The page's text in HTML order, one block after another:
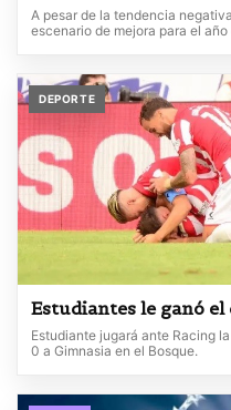
A pesar de la tendencia
escenario de mejora para el año
DEPORTE
Estudiantes le ganó el
Estudiante jugará ante Racing
0 a Gimnasia en el Bosque.